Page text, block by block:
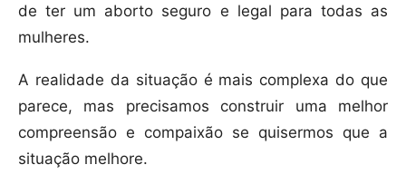
de ter um aborto seguro e legal para todas as
mulheres.
A realidade da situação é mais complexa do que
parece, mas precisamos construir uma melhor
compreensão e compaixão se quisermos que a
situação melhore.